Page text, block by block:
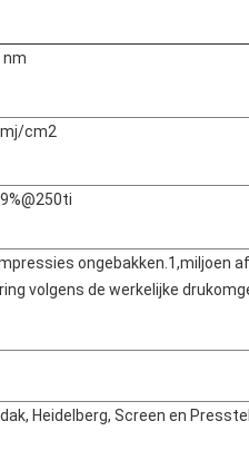
nm
cm2
ongebakken.1,miljoen
volgens de werkelijke
Heidelberg, Screen en